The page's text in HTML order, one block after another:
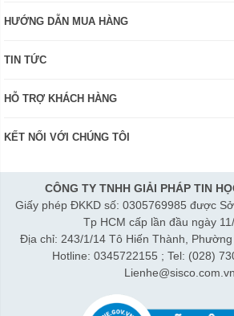
Chính sách bảo mật thông tin
HƯỚNG DẪN MUA HÀNG
Thanh toán và giao hàng
Hướng dẫn đăng ký tài khoản
Kiểm tra tình trạng đơn hàng
TIN TỨC
Review sản phẩm
HỖ TRỢ KHÁCH HÀNG
Hợp tác: LienHe@sisco.com.vn
Thời gian làm việc từ Thứ 2- Thứ 7:
Sáng 8h15-12h; Chiều 1h15-5h30
Thứ 7 làm đến 3h30 chiều.
KẾT NỐI VỚI CHÚNG TÔI
CÔNG TY TNHH GIẢI PHÁP TIN
Giấy phép ĐKKD số: 0305769985 được
Tp HCM cấp lần đầu ngày
Địa chỉ: 243/1/14 Tô Hiến Thành,
Hotline: 0345722155 ; Tel: (028)
Lienhe@sisco.com.vn